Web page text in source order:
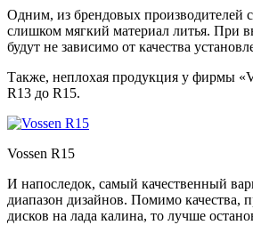
Одним, из брендовых производителей
слишком мягкий материал литья. При
будут не зависимо от качества
Также, неплохая продукция у фирмы
R13 до R15.
Vossen R15
И напоследок, самый качественный
диапазон дизайнов. Помимо качества,
дисков на лада калина, то лучше